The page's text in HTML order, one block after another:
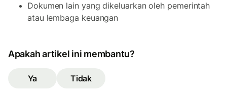
Dokumen lain yang dikeluarkan oleh pemerintah
atau lembaga keuangan
Apakah artikel ini membantu?
Ya Tidak